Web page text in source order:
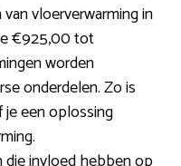
vloerverwarming in
€925,00 tot
worden
onderdelen. Zo is
je een oplossing